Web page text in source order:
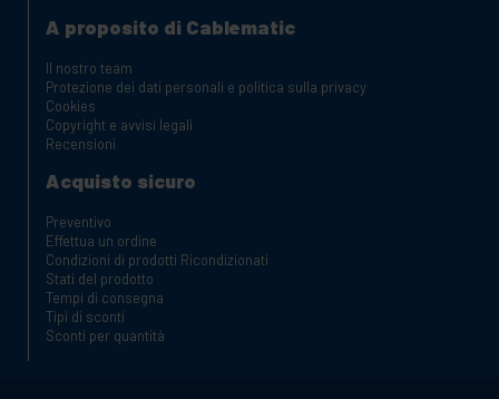
A proposito di Cablematic
Il nostro team
Protezione dei dati personali e politica sulla privacy
Cookies
Copyright e avvisi legali
Recensioni
Acquisto sicuro
Preventivo
Effettua un ordine
Condizioni di prodotti Ricondizionati
Stati del prodotto
Tempi di consegna
Tipi di sconti
Sconti per quantità